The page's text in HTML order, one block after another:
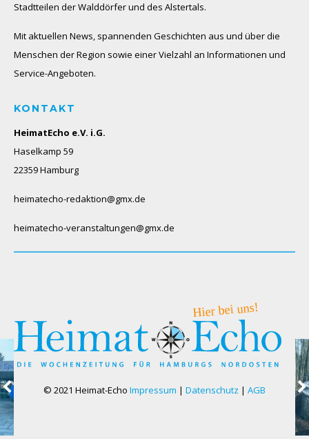
Stadtteilen der Walddörfer und des Alstertals.
Mit aktuellen News, spannenden Geschichten aus und über die
Menschen der Region sowie einer Vielzahl an Informationen und
Service-Angeboten.
KONTAKT
HeimatEcho e.V. i.G.
Haselkamp 59
22359 Hamburg
heimatecho-redaktion@gmx.de
heimatecho-veranstaltungen@gmx.de
© 2021 Heimat-Echo Impressum | Datenschutz | AGB